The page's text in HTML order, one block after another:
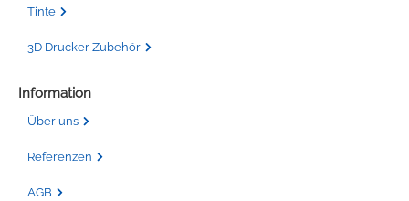
Tinte
3D Drucker Zubehör
Information
Über uns
Referenzen
AGB